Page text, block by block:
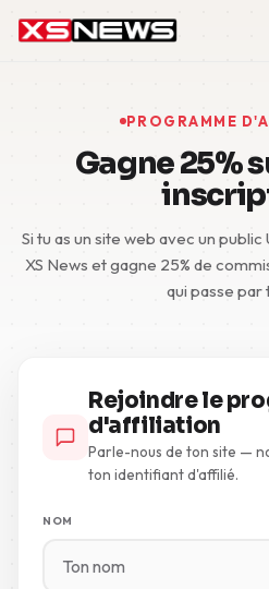
Block Accounts
Contact
PROGRAMME
Gagne 25%
Si tu as un site web avec un
XS News et gagne 25% de
qui passe par
Rejoindre le
d'affiliation
Parle-nous de ton site —
ton identifiant d'affilié.
NOM